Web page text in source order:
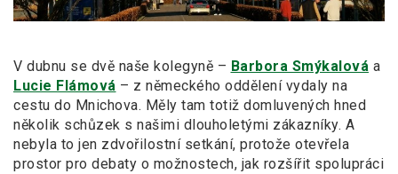
V dubnu se dvě naše kolegyně – Barbora Smýkalová a
Lucie Flámová – z německého oddělení vydaly na
cestu do Mnichova. Měly tam totiž domluvených hned
několik schůzek s našimi dlouholetými zákazníky. A
nebyla to jen zdvořilostní setkání, protože otevřela
prostor pro debaty o možnostech, jak rozšířit spolupráci